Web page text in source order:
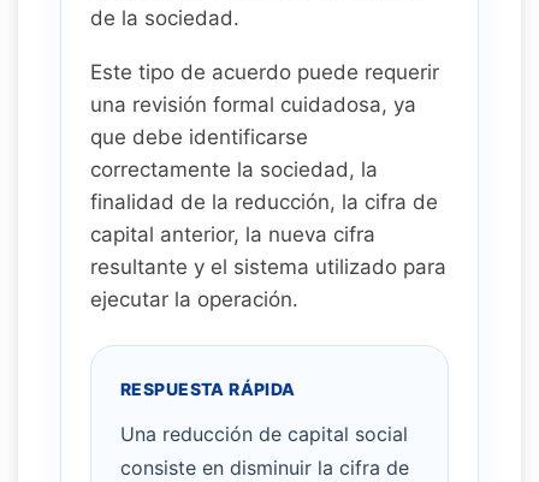
de la sociedad.
Este tipo de acuerdo puede requerir
una revisión formal cuidadosa, ya
que debe identificarse
correctamente la sociedad, la
finalidad de la reducción, la cifra de
capital anterior, la nueva cifra
resultante y el sistema utilizado para
ejecutar la operación.
RESPUESTA RÁPIDA
Una reducción de capital social
consiste en disminuir la cifra de